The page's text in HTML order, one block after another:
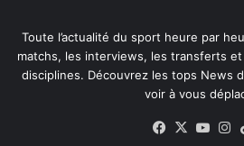
Toute l’actualité du sport heure par
matchs, les interviews, les transferts
disciplines. Découvrez les tops News
voir à vous
Facebook
X